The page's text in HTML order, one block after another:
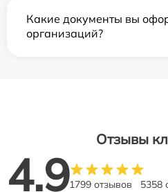
Какие документы вы
организаций?
Отзывы
4.91799 отзывов 5358